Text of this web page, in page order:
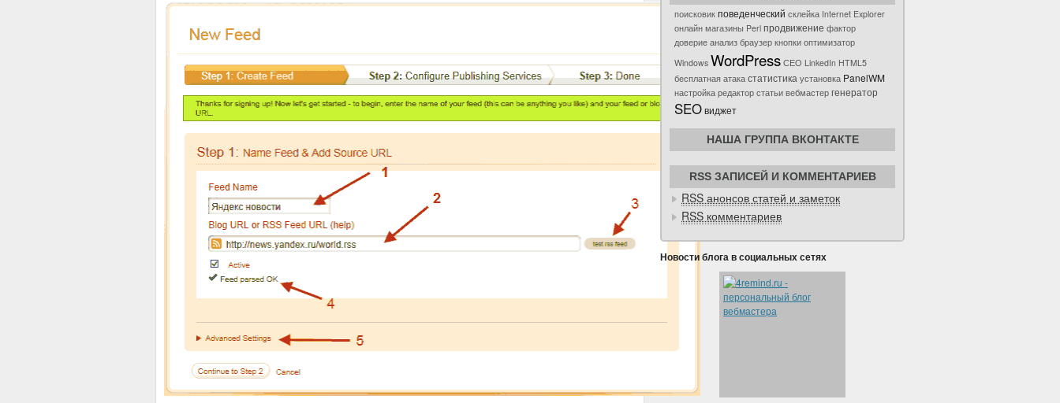
поисковик поведенческий склейка Internet Explorer
онлайн магазины Perl продвижение фактор
доверие анализ браузер кнопки оптимизатор
Windows WordPress СЕО LinkedIn HTML5
бесплатная атака статистика установка PanelWM
настройка редактор статьи вебмастер генератор
SEOвиджет
НАША ГРУППА ВКОНТАКТЕ
RSS ЗАПИСЕЙ И КОММЕНТАРИЕВ
RSS анонсов статей и заметок
RSS комментариев
Новости блога в социальных сетях